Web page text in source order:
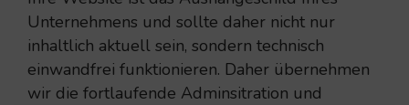
Unternehmens und sollte daher nicht nur
inhaltlich aktuell sein, sondern technisch
einwandfrei funktionieren. Daher übernehmen
wir die fortlaufende Adminsitration und